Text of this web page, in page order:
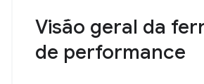
Visão geral da
de performance